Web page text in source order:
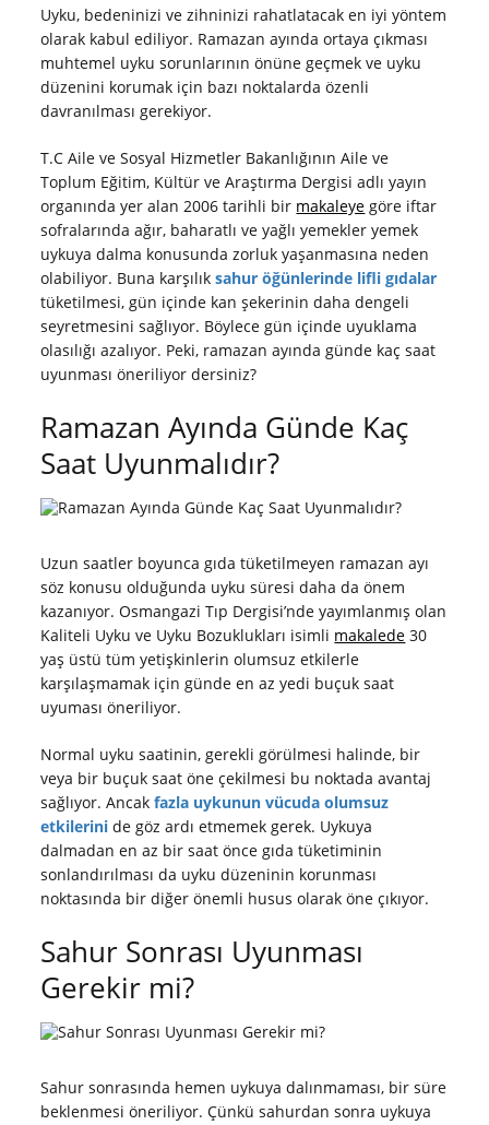
Uyku, bedeninizi ve zihninizi rahatlatacak en iyi yöntem
olarak kabul ediliyor. Ramazan ayında ortaya çıkması
muhtemel uyku sorunlarının önüne geçmek ve uyku
düzenini korumak için bazı noktalarda özenli
davranılması gerekiyor.
T.C Aile ve Sosyal Hizmetler Bakanlığının Aile ve
Toplum Eğitim, Kültür ve Araştırma Dergisi adlı yayın
organında yer alan 2006 tarihli bir makaleye göre iftar
sofralarında ağır, baharatlı ve yağlı yemekler yemek
uykuya dalma konusunda zorluk yaşanmasına neden
olabiliyor. Buna karşılıksahur öğünlerinde lifli gıdalar
tüketilmesi, gün içinde kan şekerinin daha dengeli
seyretmesini sağlıyor. Böylece gün içinde uyuklama
olasılığı azalıyor. Peki, ramazan ayında günde kaç saat
uyunması öneriliyor dersiniz?
Ramazan Ayında Günde Kaç
Saat Uyunmalıdır?
Uzun saatler boyunca gıda tüketilmeyen ramazan ayı
söz konusu olduğunda uyku süresi daha da önem
kazanıyor. Osmangazi Tıp Dergisi’nde yayımlanmış olan
Kaliteli Uyku ve Uyku Bozuklukları isimli makalede 30
yaş üstü tüm yetişkinlerin olumsuz etkilerle
karşılaşmamak için günde en az yedi buçuk saat
uyuması öneriliyor.
Normal uyku saatinin, gerekli görülmesi halinde, bir
veya bir buçuk saat öne çekilmesi bu noktada avantaj
sağlıyor. Ancakfazla uykunun vücuda olumsuz
etkilerini de göz ardı etmemek gerek. Uykuya
dalmadan en az bir saat önce gıda tüketiminin
sonlandırılması da uyku düzeninin korunması
noktasında bir diğer önemli husus olarak öne çıkıyor.
Sahur Sonrası Uyunması
Gerekir mi?
Sahur sonrasında hemen uykuya dalınmaması, bir süre
beklenmesi öneriliyor. Çünkü sahurdan sonra uykuya